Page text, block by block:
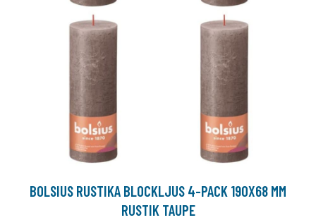
BOLSIUS RUSTIKA BLOCKLJUS 4-PACK 190X68 MM
RUSTIK TAUPE